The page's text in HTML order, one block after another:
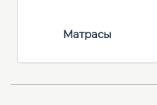
Матрасы